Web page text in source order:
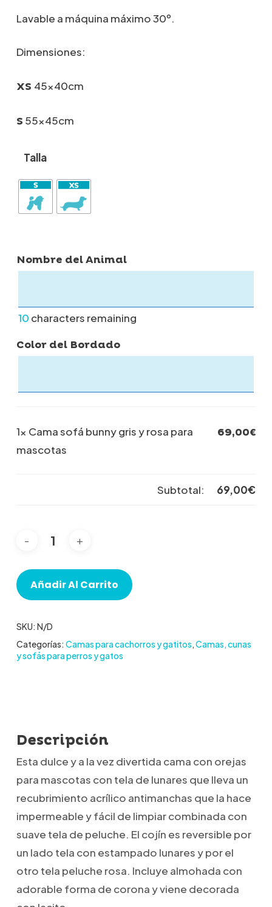
Lavable a máquina máximo 30º.
Dimensiones:
XS 45x40cm
S 55x45cm
Talla
Nombre del Animal
10 characters remaining
Color del Bordado
1× Cama sofá bunny gris y rosa para
mascotas
69,00€
Subtotal: 69,00€
Añadir Al Carrito
SKU: N/D
Categorías: Camas para cachorros y gatitos,Camas, cunas
y sofás para perros y gatos
Descripción
Esta dulce y a la vez divertida cama con orejas
para mascotas con tela de lunares que lleva un
recubrimiento acrílico antimanchas que la hace
impermeable y fácil de limpiar combinada con
suave tela de peluche. El cojín es reversible por
un lado tela con estampado lunares y por el
otro tela peluche rosa. Incluye almohada con
adorable forma de corona y viene decorada